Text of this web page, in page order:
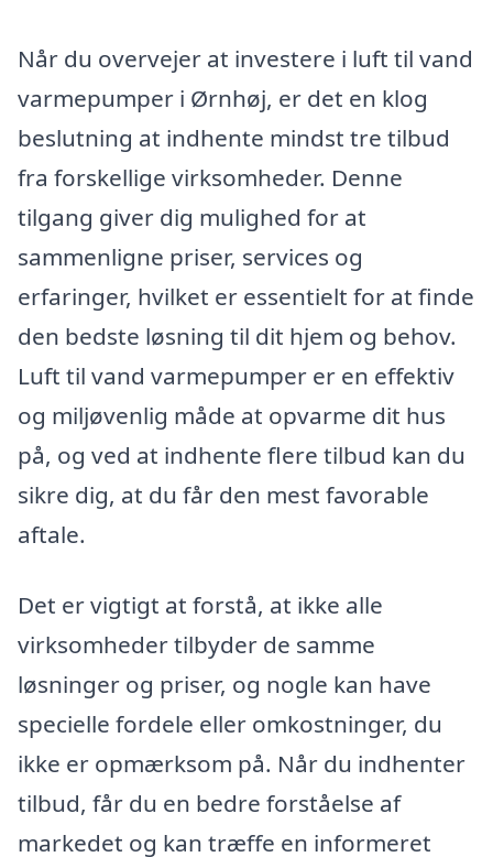
Når du overvejer at investere i luft til vand
varmepumper i Ørnhøj, er det en klog
beslutning at indhente mindst tre tilbud
fra forskellige virksomheder. Denne
tilgang giver dig mulighed for at
sammenligne priser, services og
erfaringer, hvilket er essentielt for at finde
den bedste løsning til dit hjem og behov.
Luft til vand varmepumper er en effektiv
og miljøvenlig måde at opvarme dit hus
på, og ved at indhente flere tilbud kan du
sikre dig, at du får den mest favorable
aftale.
Det er vigtigt at forstå, at ikke alle
virksomheder tilbyder de samme
løsninger og priser, og nogle kan have
specielle fordele eller omkostninger, du
ikke er opmærksom på. Når du indhenter
tilbud, får du en bedre forståelse af
markedet og kan træffe en informeret